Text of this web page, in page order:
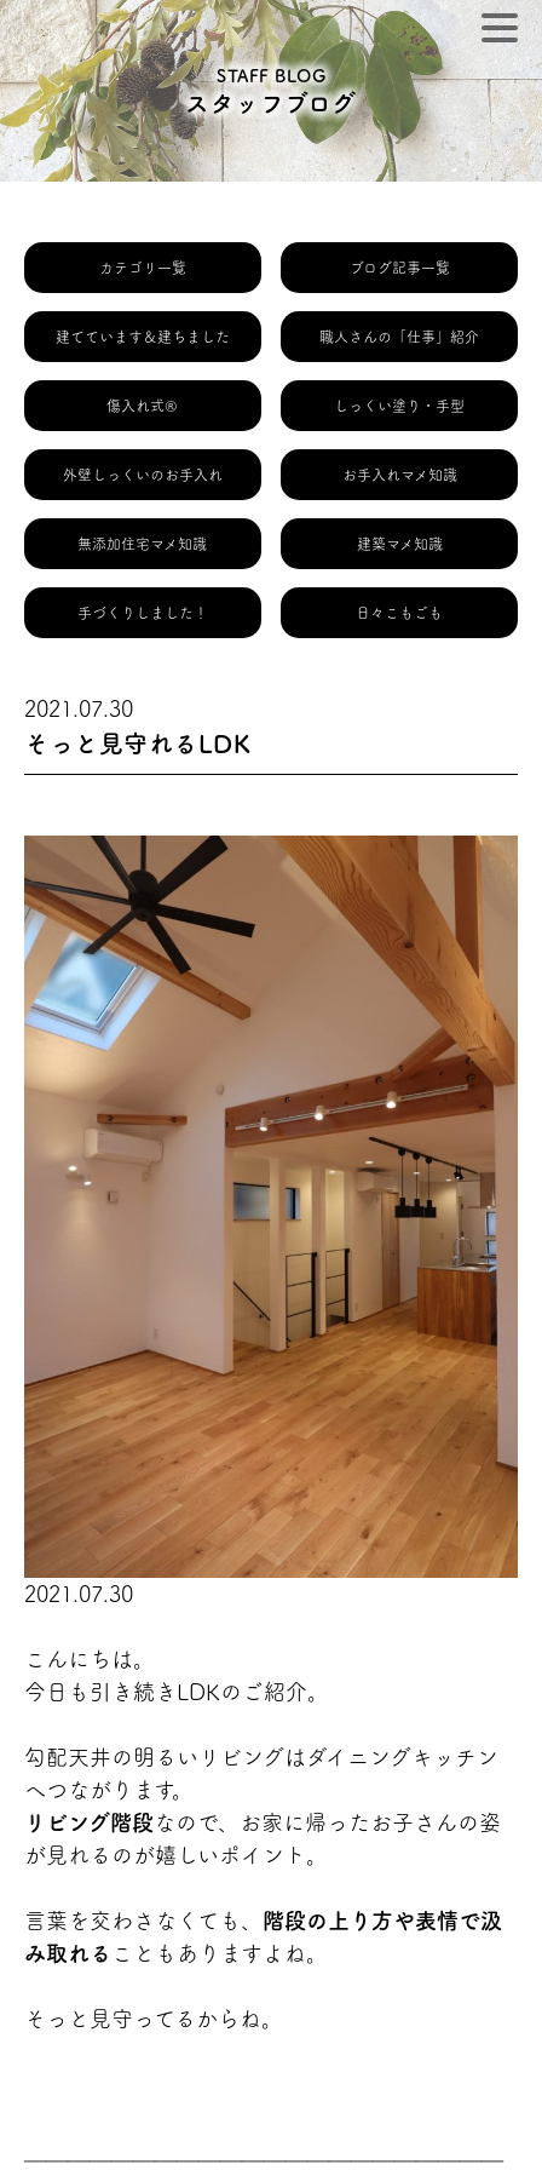
STAFF BLOG
スタッフブログ
カテゴリ一覧 ブログ記事一覧
建てています＆建ちました 職人さんの「仕事」紹介
傷入れ式® しっくい塗り・手型
外壁しっくいのお手入れ お手入れマメ知識
無添加住宅マメ知識 建築マメ知識
手づくりしました！ 日々こもごも
2021.07.30
そっと見守れるLDK
2021.07.30
こんにちは。
今日も引き続きLDKのご紹介。
勾配天井の明るいリビングはダイニングキッチン
へつながります。
リビング階段 なので、お家に帰ったお子さんの姿
が見れるのが嬉しいポイント。
言葉を交わさなくても、 階段の上り方や表情で汲
み取れる こともありますよね。
そっと見守ってるからね。